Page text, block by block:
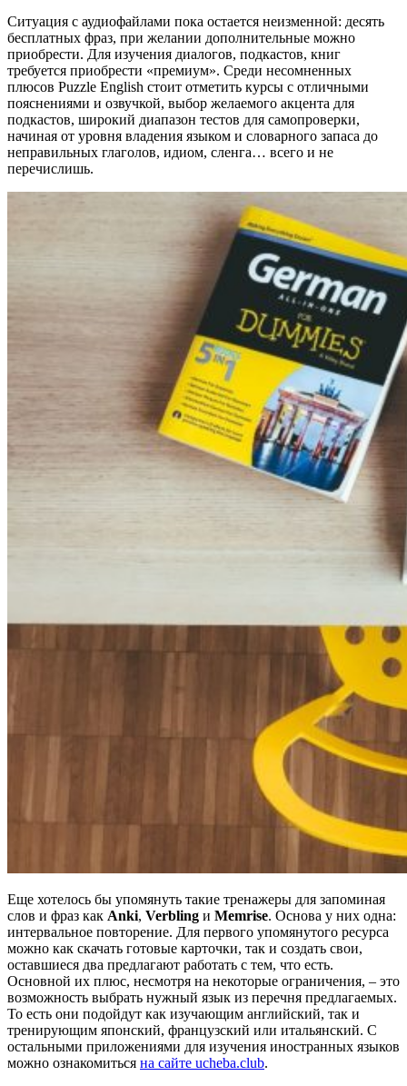
Ситуация с аудиофайлами пока остается неизменной: десять
бесплатных фраз, при желании дополнительные можно
приобрести. Для изучения диалогов, подкастов, книг
требуется приобрести «премиум». Среди несомненных
плюсов Puzzle English стоит отметить курсы с отличными
пояснениями и озвучкой, выбор желаемого акцента для
подкастов, широкий диапазон тестов для самопроверки,
начиная от уровня владения языком и словарного запаса до
неправильных глаголов, идиом, сленга… всего и не
перечислишь.
Еще хотелось бы упомянуть такие тренажеры для запоминая
слов и фраз как Anki, Verbling и Memrise. Основа у них одна:
интервальное повторение. Для первого упомянутого ресурса
можно как скачать готовые карточки, так и создать свои,
оставшиеся два предлагают работать с тем, что есть.
Основной их плюс, несмотря на некоторые ограничения, – это
возможность выбрать нужный язык из перечня предлагаемых.
То есть они подойдут как изучающим английский, так и
тренирующим японский, французский или итальянский. С
остальными приложениями для изучения иностранных языков
можно ознакомиться на сайте ucheba.club.